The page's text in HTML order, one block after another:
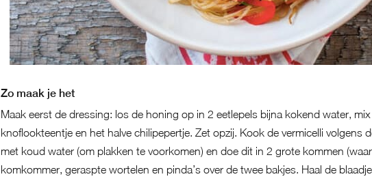
Zo maak je het
Maak eerst de dressing: los de honing op in 2 eetlepels bijna kokend water,
knoflookteentje en het halve chilipepertje. Zet opzij. Kook de vermicelli volgens
met koud water (om plakken te voorkomen) en doe dit in 2 grote kommen
komkommer, geraspte wortelen en pinda’s over de twee bakjes. Haal de